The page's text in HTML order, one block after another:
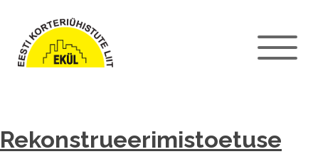
Rekonstrueerimistoetuse